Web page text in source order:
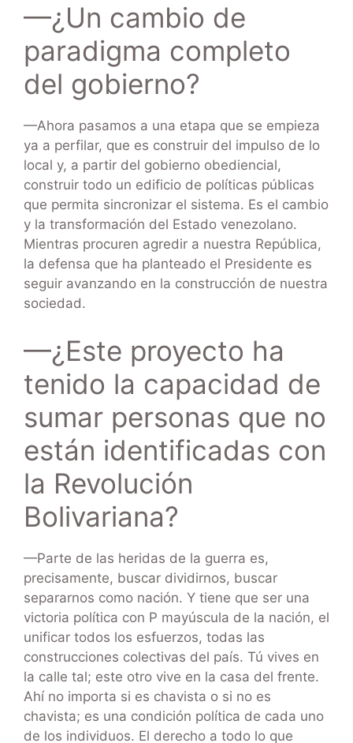
—¿Un cambio de
paradigma completo
del gobierno?
—Ahora pasamos a una etapa que se empieza
ya a perfilar, que es construir del impulso de lo
local y, a partir del gobierno obediencial,
construir todo un edificio de políticas públicas
que permita sincronizar el sistema. Es el cambio
y la transformación del Estado venezolano.
Mientras procuren agredir a nuestra República,
la defensa que ha planteado el Presidente es
seguir avanzando en la construcción de nuestra
sociedad.
—¿Este proyecto ha
tenido la capacidad de
sumar personas que no
están identificadas con
la Revolución
Bolivariana?
—Parte de las heridas de la guerra es,
precisamente, buscar dividirnos, buscar
separarnos como nación. Y tiene que ser una
victoria política con P mayúscula de la nación, el
unificar todos los esfuerzos, todas las
construcciones colectivas del país. Tú vives en
la calle tal; este otro vive en la casa del frente.
Ahí no importa si es chavista o si no es
chavista; es una condición política de cada uno
de los individuos. El derecho a todo lo que